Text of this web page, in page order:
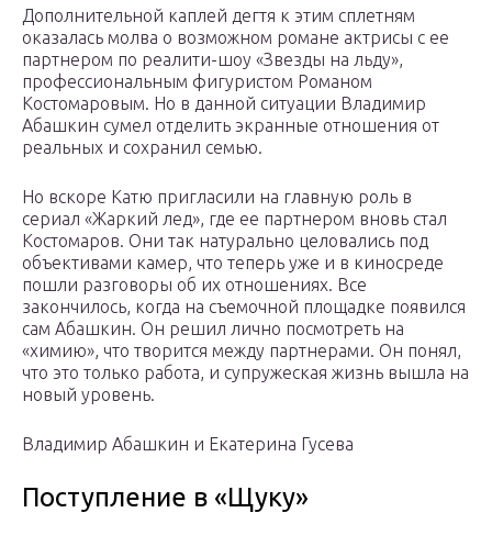
Дополнительной каплей дегтя к этим сплетням
оказалась молва о возможном романе актрисы с ее
партнером по реалити-шоу «Звезды на льду»,
профессиональным фигуристом Романом
Костомаровым. Но в данной ситуации Владимир
Абашкин сумел отделить экранные отношения от
реальных и сохранил семью.
Но вскоре Катю пригласили на главную роль в
сериал «Жаркий лед», где ее партнером вновь стал
Костомаров. Они так натурально целовались под
объективами камер, что теперь уже и в киносреде
пошли разговоры об их отношениях. Все
закончилось, когда на съемочной площадке появился
сам Абашкин. Он решил лично посмотреть на
«химию», что творится между партнерами. Он понял,
что это только работа, и супружеская жизнь вышла на
новый уровень.
Владимир Абашкин и Екатерина Гусева
Поступление в «Щуку»